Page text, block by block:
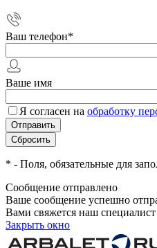
Ваш телефон*
Ваше имя
Я согласен на обработку
* - Поля, обязательные для
Сообщение отправлено
Ваше сообщение успешно
Вами свяжется наш специалист
Закрыть окно